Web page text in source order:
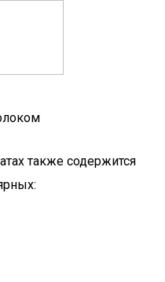
также содержится